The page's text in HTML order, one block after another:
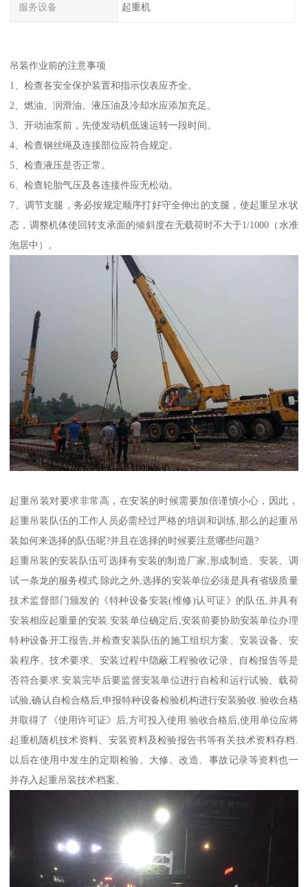
服务设备 起重机
吊装作业前的注意事项
1、检查各安全保护装置和指示仪表应齐全。
2、燃油、润滑油、液压油及冷却水应添加充足。
3、开动油泵前，先使发动机低速运转一段时间。
4、检查钢丝绳及连接部位应符合规定。
5、检查液压是否正常。
6、检查轮胎气压及各连接件应无松动。
7、调节支腿，务必按规定顺序打好守全伸出的支腿，使起重呈水状
态，调整机体使回转支承面的倾斜度在无载荷时不大于1/1000（水准
泡居中）。
起重吊装对要求非常高，在安装的时候需要加倍谨慎小心，因此，
起重吊装队伍的工作人员必需经过严格的培训和训练,那么的起重吊
装如何来选择的队伍呢?并且在选择的时候要注意哪些问题?
起重吊装的安装队伍可选择有安装的制造厂家,形成制造、安装、调
试一条龙的服务模式.除此之外,选择的安装单位必须是具有省级质量
技术监督部门颁发的《特种设备安装(维修)认可证》的队伍,并具有
安装相应起重量的安装.安装单位确定后,安装前要协助安装单位办理
特种设备开工报告,并检查安装队伍的施工组织方案、安装设备、安
装程序、技术要求、安装过程中隐蔽工程验收记录、自检报告等是
否符合要求.安装完毕后要监督安装单位进行自检和运行试验、载荷
试验,确认自检合格后,申报特种设备检验机构进行安装验收.验收合格
并取得了《使用许可证》后,方可投入使用.验收合格后,使用单位应将
起重机随机技术资料、安装资料及检验报告书等有关技术资料存档.
以后在使用中发生的定期检验、大修、改造、事故记录等资料也一
并存入起重吊装技术档案。